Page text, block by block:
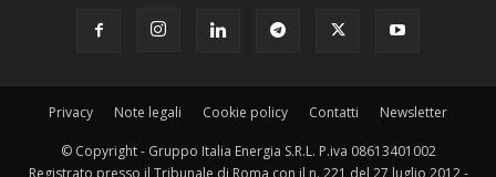
Privacy Note legali Cookie policy Contatti Newsletter
© Copyright - Gruppo Italia Energia S.R.L. P.iva 08613401002